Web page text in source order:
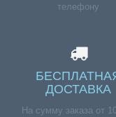
телефону
ДОСТАВКА
На сумму заказа от